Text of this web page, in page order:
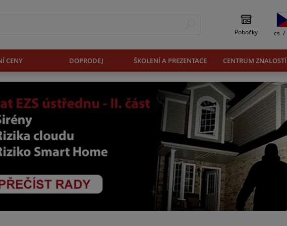
Pobočky cs /
CENY DOPRODEJ ŠKOLENÍ A PREZENTACE CENTRUM ZNALOSTÍ